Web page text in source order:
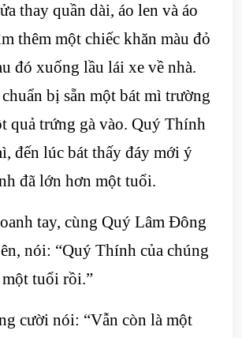
thay quần dài, áo len và áo
thêm một chiếc khăn màu đỏ
đó xuống lầu lái xe về nhà.
bị sẵn một bát mì trường
quả trứng gà vào. Quý Thính
đến lúc bát thấy đáy mới ý
đã lớn hơn một tuổi.
tay, cùng Quý Lâm Đông
nói: “Quý Thính của chúng
tuổi rồi.”
cười nói: “Vẫn còn là một